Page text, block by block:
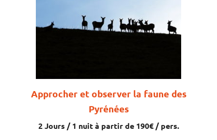
Approcher et observer la faune des
Pyrénées
2 Jours / 1 nuit à partir de 190€ / pers.